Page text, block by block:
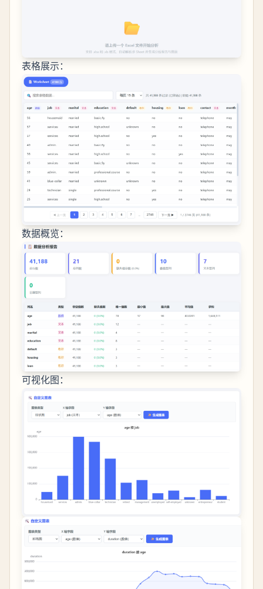
表格展示：
数据概览：
可视化图：